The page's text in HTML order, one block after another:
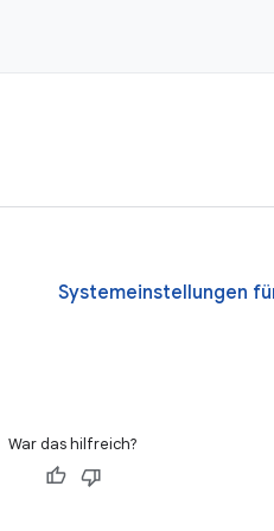
Systemeinstellungen
War das hilfreich?